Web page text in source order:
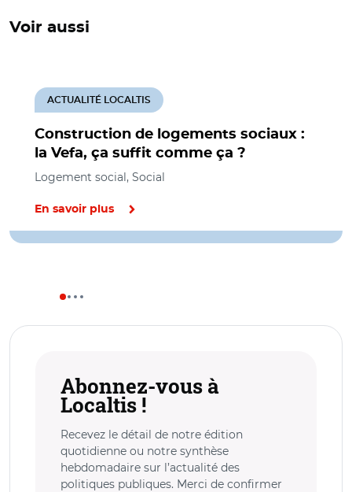
Voir aussi
Construction de logements sociaux :
la Vefa, ça suffit comme ça ?
ACTUALITÉ LOCALTIS
Logement social, Social
En savoir plus
Abonnez-vous à
Localtis !
Recevez le détail de notre édition
quotidienne ou notre synthèse
hebdomadaire sur l’actualité des
politiques publiques. Merci de confirmer